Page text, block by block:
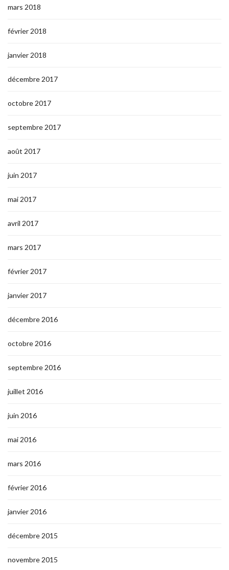
mars 2018
février 2018
janvier 2018
décembre 2017
octobre 2017
septembre 2017
août 2017
juin 2017
mai 2017
avril 2017
mars 2017
février 2017
janvier 2017
décembre 2016
octobre 2016
septembre 2016
juillet 2016
juin 2016
mai 2016
mars 2016
février 2016
janvier 2016
décembre 2015
novembre 2015